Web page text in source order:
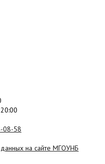
08-58
на сайте МГОУНБ